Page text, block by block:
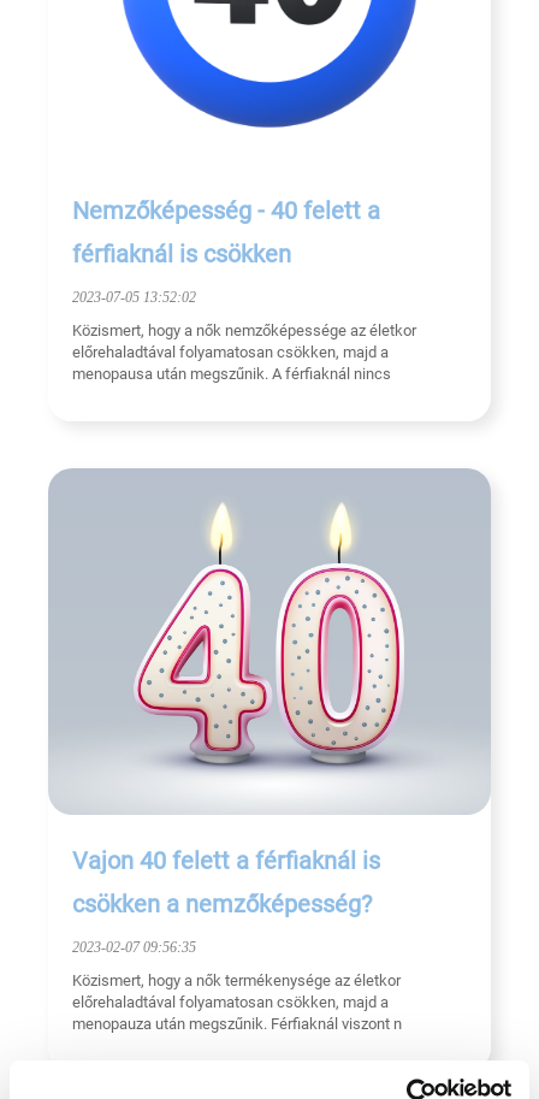
Nemzőképesség - 40 felett a
férfiaknál is csökken
2023-07-05 13:52:02
Közismert, hogy a nők nemzőképessége az életkor
előrehaladtával folyamatosan csökken, majd a
menopausa után megszűnik. A férfiaknál nincs
Vajon 40 felett a férfiaknál is
csökken a nemzőképesség?
2023-02-07 09:56:35
Közismert, hogy a nők termékenysége az életkor
előrehaladtával folyamatosan csökken, majd a
menopauza után megszűnik. Férfiaknál viszont n